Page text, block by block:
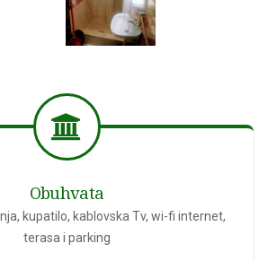
Obuhvata
kupatilo, kablovska Tv, wi-fi internet,
terasa i parking